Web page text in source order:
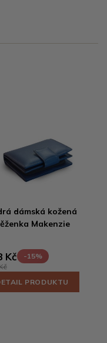
dámská kožená
Makenzie
Kč
-15%
PRODUKTU